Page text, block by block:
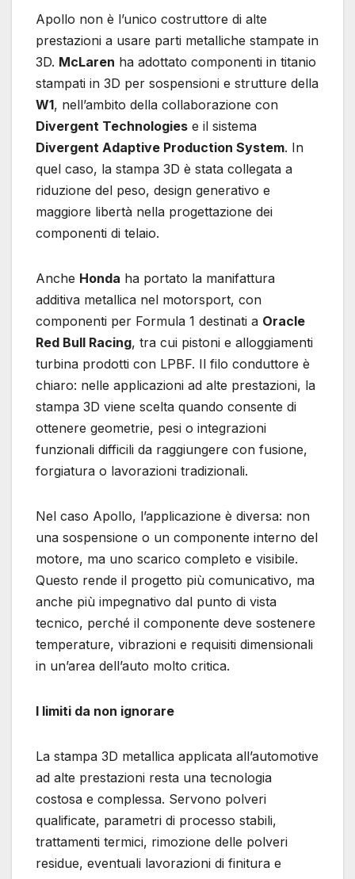
Apollo non è l’unico costruttore di alte
prestazioni a usare parti metalliche stampate in
3D. McLaren ha adottato componenti in titanio
stampati in 3D per sospensioni e strutture della
W1, nell’ambito della collaborazione con
Divergent Technologies e il sistema
Divergent Adaptive Production System. In
quel caso, la stampa 3D è stata collegata a
riduzione del peso, design generativo e
maggiore libertà nella progettazione dei
componenti di telaio.
Anche Honda ha portato la manifattura
additiva metallica nel motorsport, con
componenti per Formula 1 destinati a Oracle
Red Bull Racing, tra cui pistoni e alloggiamenti
turbina prodotti con LPBF. Il filo conduttore è
chiaro: nelle applicazioni ad alte prestazioni, la
stampa 3D viene scelta quando consente di
ottenere geometrie, pesi o integrazioni
funzionali difficili da raggiungere con fusione,
forgiatura o lavorazioni tradizionali.
Nel caso Apollo, l’applicazione è diversa: non
una sospensione o un componente interno del
motore, ma uno scarico completo e visibile.
Questo rende il progetto più comunicativo, ma
anche più impegnativo dal punto di vista
tecnico, perché il componente deve sostenere
temperature, vibrazioni e requisiti dimensionali
in un’area dell’auto molto critica.
I limiti da non ignorare
La stampa 3D metallica applicata all’automotive
ad alte prestazioni resta una tecnologia
costosa e complessa. Servono polveri
qualificate, parametri di processo stabili,
trattamenti termici, rimozione delle polveri
residue, eventuali lavorazioni di finitura e